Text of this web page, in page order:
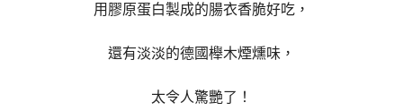
用膠原蛋白製成的腸衣香脆好吃，
還有淡淡的德國櫸木煙燻味，
太令人驚艷了！